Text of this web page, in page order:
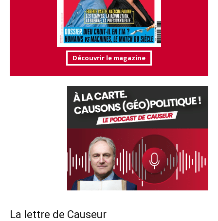
Découvrir le magazine
La lettre de Causeur